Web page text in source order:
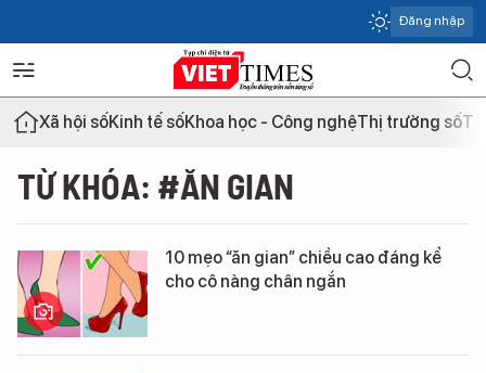
Đăng nhập
Xã hội sốKinh tế sốKhoa học - Công nghệThị trường số
TỪ KHÓA: #ĂN GIAN
10 mẹo “ăn gian” chiều cao đáng kể
cho cô nàng chân ngắn